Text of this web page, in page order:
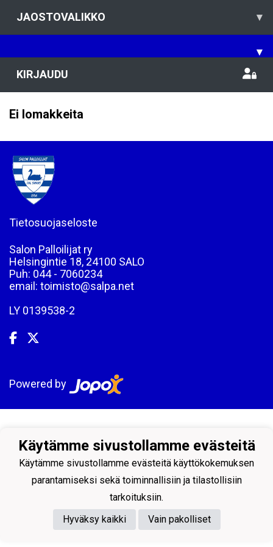
JAOSTOVALIKKO ▾
▾
KIRJAUDU
Ei lomakkeita
Tietosuojaseloste
Salon Palloilijat ry
Helsingintie 18, 24100 SALO
Puh: 044 - 7060234
email: toimisto@salpa.net
LY 0139538-2
Powered by
Käytämme sivustollamme evästeitä
Käytämme sivustollamme evästeitä käyttökokemuksen
parantamiseksi sekä toiminnallisiin ja tilastollisiin
tarkoituksiin.
Hyväksy kaikki
Vain pakolliset